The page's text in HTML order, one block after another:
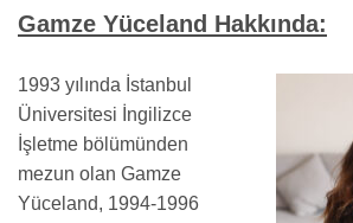
Gamze Yüceland Hakkında:
1993 yılında İstanbul
Üniversitesi İngilizce
İşletme bölümünden
mezun olan Gamze
Yüceland, 1994-1996